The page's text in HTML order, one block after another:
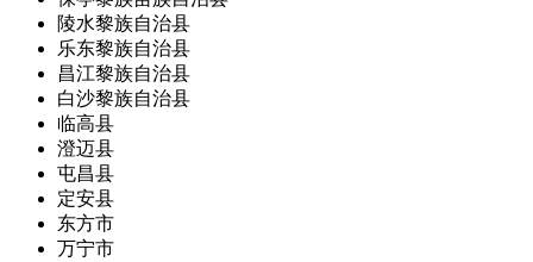
陵水黎族自治县
乐东黎族自治县
昌江黎族自治县
白沙黎族自治县
临高县
澄迈县
屯昌县
定安县
东方市
万宁市